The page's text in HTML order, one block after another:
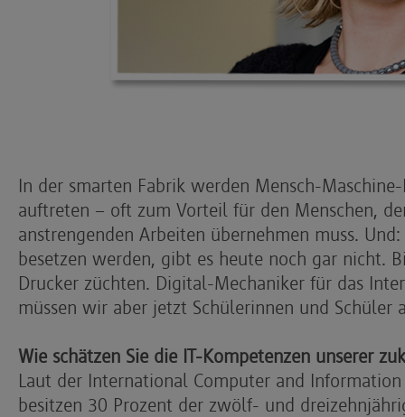
In der smarten Fabrik werden Mensch-
auftreten – oft zum Vorteil für den Menschen,
anstrengenden Arbeiten übernehmen muss.
besetzen werden, gibt es heute noch gar nicht.
Drucker züchten. Digital-Mechaniker für das
müssen wir aber jetzt Schülerinnen und Schüler
Wie schätzen Sie die IT-Kompetenzen unserer
Laut der International Computer and
besitzen 30 Prozent der zwölf- und